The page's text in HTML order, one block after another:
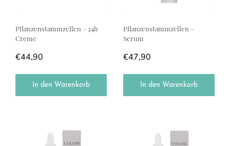
Pflanzenstammzellen – 24h
Creme
€44,90
In den Warenkorb
Pflanzenstammzellen –
Serum
€47,90
In den Warenkorb